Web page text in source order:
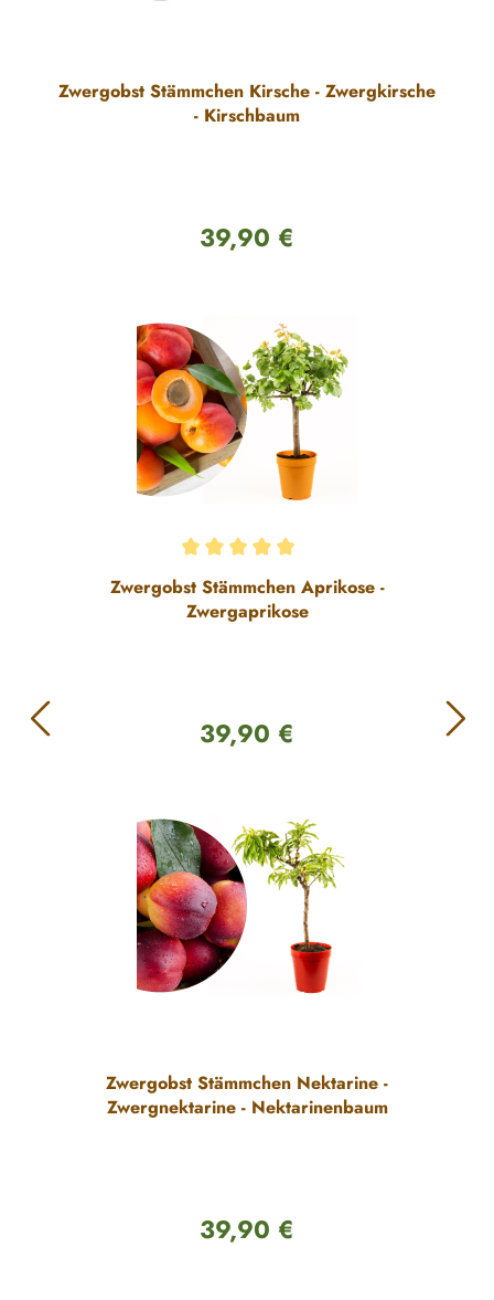
Zwergobst Stämmchen Kirsche - Zwergkirsche
- Kirschbaum
Regulärer Preis:
39,90 €
Durchschnittliche Bewertung von 5 von 5 Sternen
Zwergobst Stämmchen Aprikose -
Zwergaprikose
Regulärer Preis:
39,90 €
Zwergobst Stämmchen Nektarine -
Zwergnektarine - Nektarinenbaum
Regulärer Preis:
39,90 €